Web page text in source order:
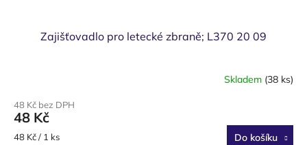
Zajišťovadlo pro letecké zbraně; L370 20 09
Skladem (38 ks)
48 Kč bez DPH
48 Kč
Měrná
48 Kč / 1 ks Do košíku